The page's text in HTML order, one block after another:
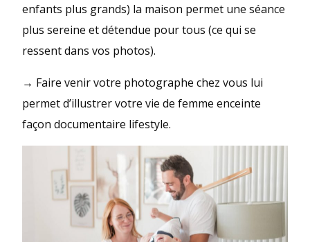
enfants plus grands) la maison permet une séance
plus sereine et détendue pour tous (ce qui se
ressent dans vos photos).
→ Faire venir votre photographe chez vous lui
permet d’illustrer votre vie de femme enceinte
façon documentaire lifestyle.